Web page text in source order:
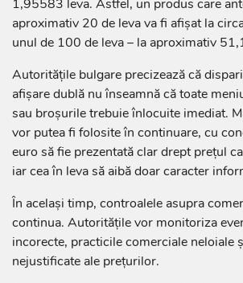
1,95583 leva. Astfel, un produs care
aproximativ 20 de leva va fi afișat la
unul de 100 de leva – la aproximativ
Autoritățile bulgare precizează că
afișare dublă nu înseamnă că toate
sau broșurile trebuie înlocuite imediat.
vor putea fi folosite în continuare, cu
euro să fie prezentată clar drept prețul
iar cea în leva să aibă doar caracter
În același timp, controalele asupra
continua. Autoritățile vor monitoriza
incorecte, practicile comerciale neloiale
nejustificate ale prețurilor.